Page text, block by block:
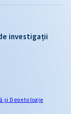
investigații
și Deontologie